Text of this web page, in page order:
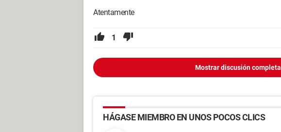
Atentamente
1
Mostrar discusión completa
HÁGASE MIEMBRO EN UNOS POCOS CLICS